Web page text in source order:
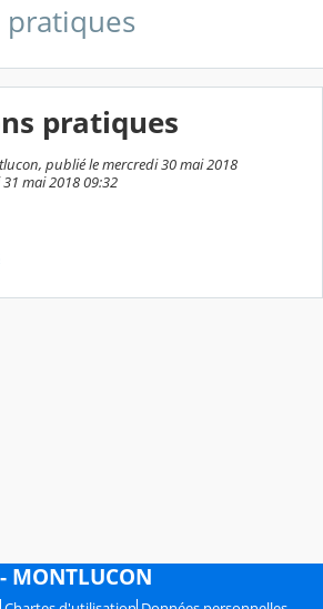
pratiques
publié le mercredi 30 mai 2018
mai 2018 09:32
MONTLUCON